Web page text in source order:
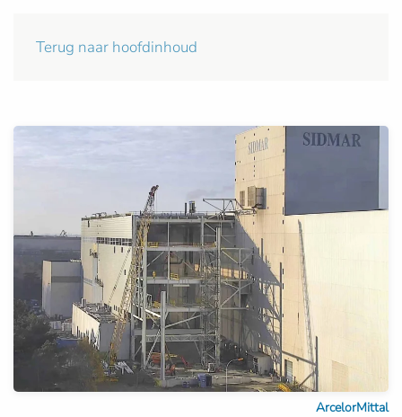
Terug naar hoofdinhoud
ArcelorMittal